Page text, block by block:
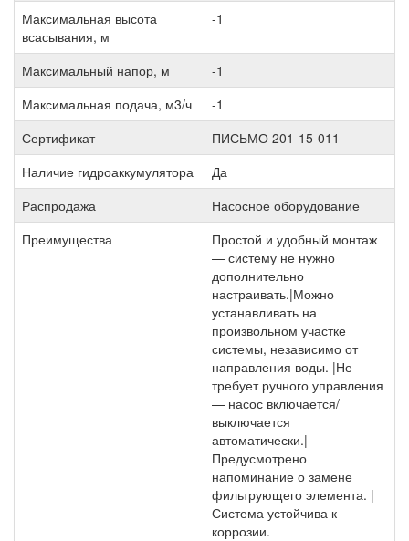
Максимальная высота
всасывания, м
-1
Максимальный напор, м
-1
Максимальная подача, м3/ч
-1
Сертификат
ПИСЬМО 201-15-011
Наличие гидроаккумулятора
Да
Распродажа
Насосное оборудование
Преимущества
Простой и удобный монтаж
— систему не нужно
дополнительно
настраивать.|Можно
устанавливать на
произвольном участке
системы, независимо от
направления воды. |Не
требует ручного управления
— насос включается/
выключается
автоматически.|
Предусмотрено
напоминание о замене
фильтрующего элемента. |
Система устойчива к
коррозии.